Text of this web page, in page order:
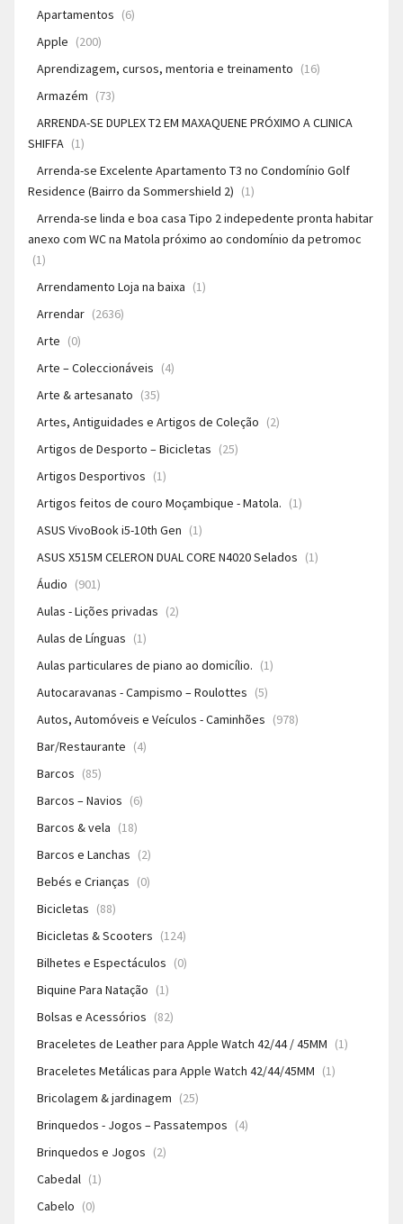
Apartamentos (6)
Apple (200)
Aprendizagem, cursos, mentoria e treinamento (16)
Armazém (73)
ARRENDA-SE DUPLEX T2 EM MAXAQUENE PRÓXIMO A CLINICA
SHIFFA (1)
Arrenda-se Excelente Apartamento T3 no Condomínio Golf
Residence (Bairro da Sommershield 2) (1)
Arrenda-se linda e boa casa Tipo 2 indepedente pronta habitar
anexo com WC na Matola próximo ao condomínio da petromoc
(1)
Arrendamento Loja na baixa (1)
Arrendar (2636)
Arte (0)
Arte – Coleccionáveis (4)
Arte & artesanato (35)
Artes, Antiguidades e Artigos de Coleção (2)
Artigos de Desporto – Bicicletas (25)
Artigos Desportivos (1)
Artigos feitos de couro Moçambique - Matola. (1)
ASUS VivoBook i5-10th Gen (1)
ASUS X515M CELERON DUAL CORE N4020 Selados (1)
Áudio (901)
Aulas - Lições privadas (2)
Aulas de Línguas (1)
Aulas particulares de piano ao domicílio. (1)
Autocaravanas - Campismo – Roulottes (5)
Autos, Automóveis e Veículos - Caminhões (978)
Bar/Restaurante (4)
Barcos (85)
Barcos – Navios (6)
Barcos & vela (18)
Barcos e Lanchas (2)
Bebés e Crianças (0)
Bicicletas (88)
Bicicletas & Scooters (124)
Bilhetes e Espectáculos (0)
Biquine Para Natação (1)
Bolsas e Acessórios (82)
Braceletes de Leather para Apple Watch 42/44 / 45MM (1)
Braceletes Metálicas para Apple Watch 42/44/45MM (1)
Bricolagem & jardinagem (25)
Brinquedos - Jogos – Passatempos (4)
Brinquedos e Jogos (2)
Cabedal (1)
Cabelo (0)